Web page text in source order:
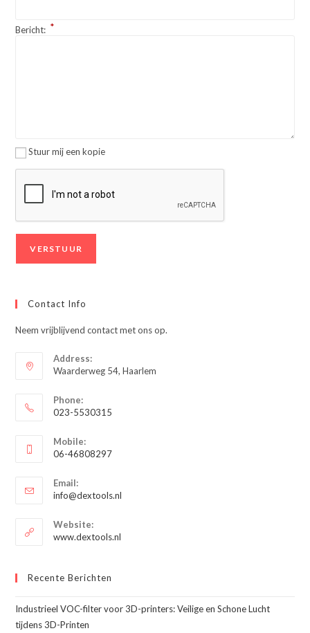
Bericht: *
Stuur mij een kopie
Contact Info
Neem vrijblijvend contact met ons op.
Address:
Waarderweg 54, Haarlem
Phone:
023-5530315
in
je
toepassing
Mobile:
06-46808297
in
je
toepassing
Email:
info@dextools.nl
Website:
www.dextools.nl
Recente Berichten
Industrieel VOC-filter voor 3D-printers: Veilige en Schone Lucht
tijdens 3D-Printen